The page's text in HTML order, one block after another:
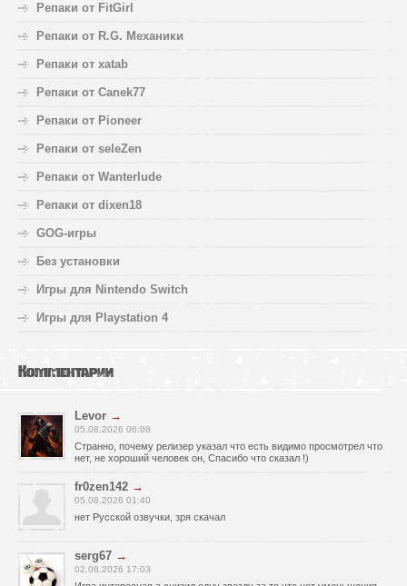
Репаки от FitGirl
Репаки от R.G. Механики
Репаки от xatab
Репаки от Canek77
Репаки от Pioneer
Репаки от seleZen
Репаки от Wanterlude
Репаки от dixen18
GOG-игры
Без установки
Игры для Nintendo Switch
Игры для Playstation 4
Комментарии
Levor →
05.08.2026 06:06
Странно, почему релизер указал что есть видимо просмотрел что
нет, не хороший человек он, Спасибо что сказал !)
fr0zen142 →
05.08.2026 01:40
нет Русской озвучки, зря скачал
serg67 →
02.08.2026 17:03